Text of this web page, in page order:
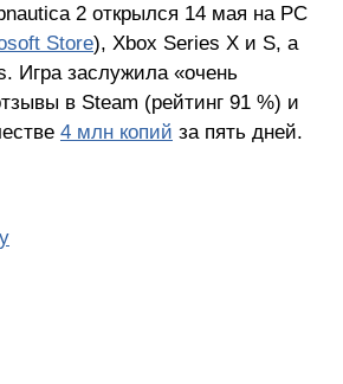
2 открылся 14 мая на PC
Store), Xbox Series X и S, а
Игра заслужила «очень
в Steam (рейтинг 91 %) и
4 млн копий за пять дней.